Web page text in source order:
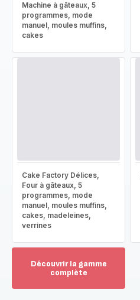
Machine à gâteaux, 5
programmes, mode
manuel, moules muffins,
cakes
Cake Factory Délices,
Four à gâteaux, 5
programmes, mode
manuel, moules muffins,
cakes, madeleines,
verrines
Découvrir la gamme
complète